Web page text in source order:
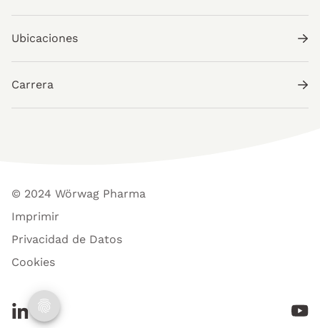
Ubicaciones
Carrera
© 2024 Wörwag Pharma
Imprimir
Privacidad de Datos
Cookies